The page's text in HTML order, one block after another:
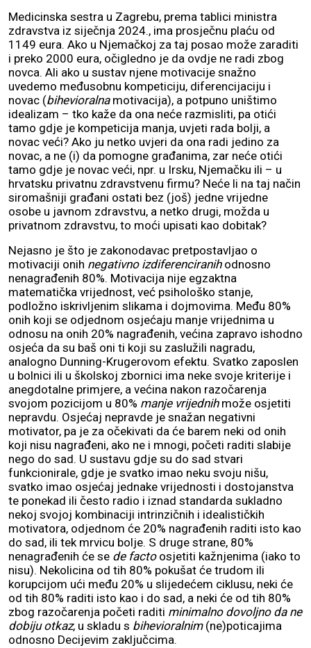
Medicinska sestra u Zagrebu, prema tablici ministra
zdravstva iz siječnja 2024., ima prosječnu plaću od
1149 eura. Ako u Njemačkoj za taj posao može zaraditi
i preko 2000 eura, očigledno je da ovdje ne radi zbog
novca. Ali ako u sustav njene motivacije snažno
uvedemo međusobnu kompeticiju, diferencijaciju i
novac (bihevioralnamotivacija), a potpuno uništimo
idealizam – tko kaže da ona neće razmisliti, pa otići
tamo gdje je kompeticija manja, uvjeti rada bolji, a
novac veći? Ako ju netko uvjeri da ona radi jedino za
novac, a ne (i) da pomogne građanima, zar neće otići
tamo gdje je novac veći, npr. u Irsku, Njemačku ili – u
hrvatsku privatnu zdravstvenu firmu? Neće li na taj način
siromašniji građani ostati bez (još) jedne vrijedne
osobe u javnom zdravstvu, a netko drugi, možda u
privatnom zdravstvu, to moći upisati kao dobitak?
Nejasno je što je zakonodavac pretpostavljao o
motivaciji onih negativno izdiferenciranihodnosno
nenagrađenih 80%. Motivacija nije egzaktna
matematička vrijednost, već psihološko stanje,
podložno iskrivljenim slikama i dojmovima. Među 80%
onih koji se odjednom osjećaju manje vrijednima u
odnosu na onih 20% nagrađenih, većina zapravo ishodno
osjeća da su baš oni ti koji su zaslužili nagradu,
analogno Dunning-Krugerovom efektu. Svatko zaposlen
u bolnici ili u školskoj zbornici ima neke svoje kriterije i
anegdotalne primjere, a većina nakon razočarenja
svojom pozicijom u 80% manje vrijednihmože osjetiti
nepravdu. Osjećaj nepravde je snažan negativni
motivator, pa je za očekivati da će barem neki od onih
koji nisu nagrađeni, ako ne i mnogi, početi raditi slabije
nego do sad. U sustavu gdje su do sad stvari
funkcionirale, gdje je svatko imao neku svoju nišu,
svatko imao osjećaj jednake vrijednosti i dostojanstva
te ponekad ili često radio i iznad standarda sukladno
nekoj svojoj kombinaciji intrinzičnih i idealističkih
motivatora, odjednom će 20% nagrađenih raditi isto kao
do sad, ili tek mrvicu bolje. S druge strane, 80%
nenagrađenih će se de factoosjetiti kažnjenima (iako to
nisu). Nekolicina od tih 80% pokušat će trudom ili
korupcijom ući među 20% u slijedećem ciklusu, neki će
od tih 80% raditi isto kao i do sad, a neki će od tih 80%
zbog razočarenja početi raditi minimalno dovoljno da ne
dobiju otkaz, u skladu s bihevioralnim(ne)poticajima
odnosno Decijevim zaključcima.